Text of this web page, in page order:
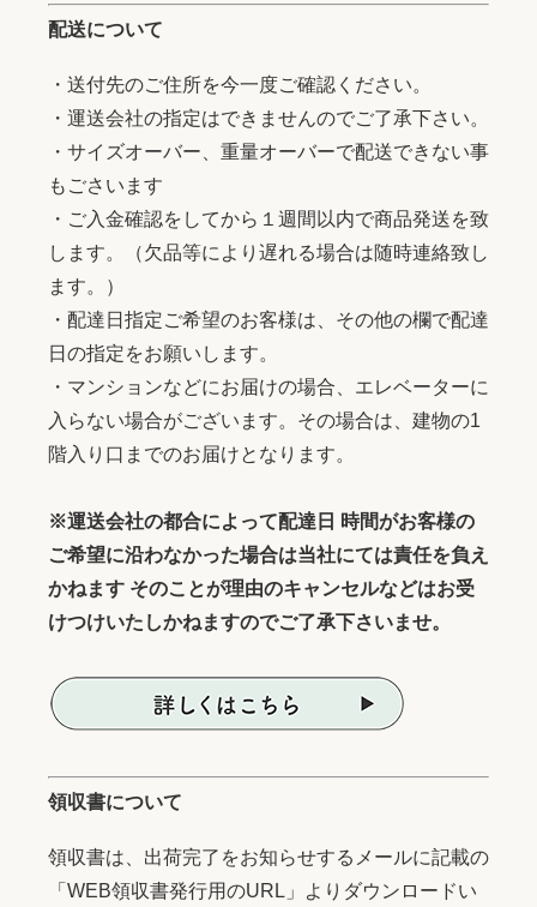
配送について
・送付先のご住所を今一度ご確認ください。
・運送会社の指定はできませんのでご了承下さい。
・サイズオーバー、重量オーバーで配送できない事
もごさいます
・ご入金確認をしてから１週間以内で商品発送を致
します。（欠品等により遅れる場合は随時連絡致し
ます。）
・配達日指定ご希望のお客様は、その他の欄で配達
日の指定をお願いします。
・マンションなどにお届けの場合、エレベーターに
入らない場合がございます。その場合は、建物の1
階入り口までのお届けとなります。
※運送会社の都合によって配達日 時間がお客様の
ご希望に沿わなかった場合は当社にては責任を負え
かねます そのことが理由のキャンセルなどはお受
けつけいたしかねますのでご了承下さいませ。
領収書について
領収書は、出荷完了をお知らせするメールに記載の
「WEB領収書発行用のURL」よりダウンロードい